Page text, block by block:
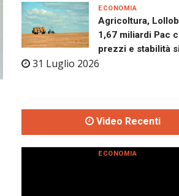
Agricoltura,
1,67 miliardi Pac
prezzi e stabilità
31 Luglio 2026
ECONOMIA
Video Recenti
ECONOMIA